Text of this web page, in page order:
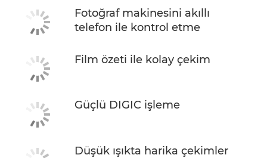
Fotoğraf makinesini akıllı
telefon ile kontrol etme
Film özeti ile kolay çekim
Güçlü DIGIC işleme
Düşük ışıkta harika çekimler